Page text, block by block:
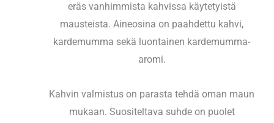
eräs vanhimmista kahvissa käytetyistä
mausteista. Aineosina on paahdettu kahvi,
kardemumma sekä luontainen kardemumma-
aromi.
Kahvin valmistus on parasta tehdä oman maun
mukaan. Suositeltava suhde on puolet